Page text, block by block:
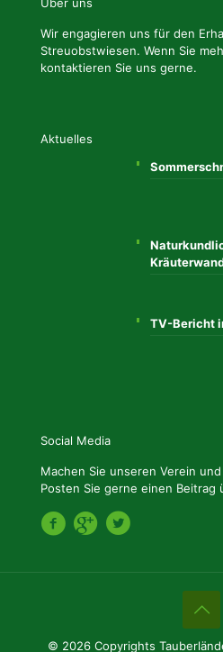
Über uns
Wir engagieren uns für den
Streuobstwiesen. Wenn Sie
kontaktieren Sie uns gerne.
Aktuelles
TV-Bericht
Social Media
Machen Sie unseren Verein
Posten Sie gerne einen Beitrag
© 2026 Copyrights